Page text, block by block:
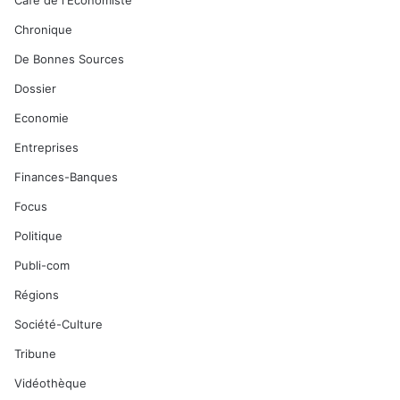
Chronique
De Bonnes Sources
Dossier
Economie
Entreprises
Finances-Banques
Focus
Politique
Publi-com
Régions
Société-Culture
Tribune
Vidéothèque